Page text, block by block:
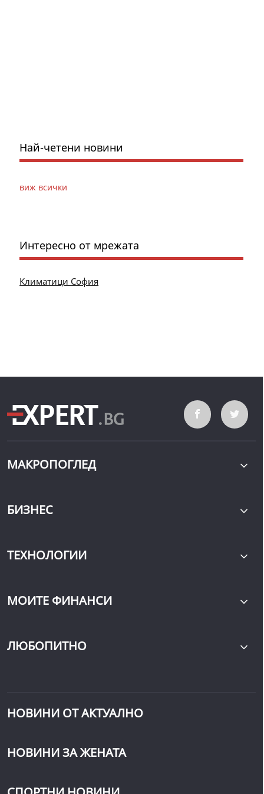
Най-четени новини
виж всички
Интересно от мрежата
Климатици София
МАКРОПОГЛЕД
БИЗНЕС
ТЕХНОЛОГИИ
МОИТЕ ФИНАНСИ
ЛЮБОПИТНО
НОВИНИ ОТ АКТУАЛНО
НОВИНИ ЗА ЖЕНАТА